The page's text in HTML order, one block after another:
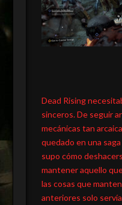
Dead Rising
sinceros. De seguir
mecánicas tan
quedado en una
supo cómo
mantener aquello
las cosas que
anteriores solo